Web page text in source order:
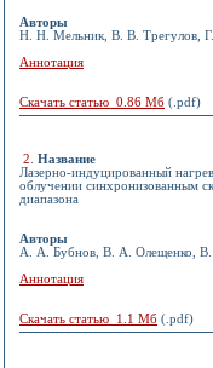
Авторы
Н. Н. Мельник, В. В. Трегулов,
Аннотация
Скачать статью 0.86 Мб (.pdf)
2
Название
Лазерно-индуцированный
облучении синхронизованным
диапазона
Авторы
А. А. Бубнов, В. А. Олещенко,
Аннотация
Скачать статью 1.1 Мб (.pdf)